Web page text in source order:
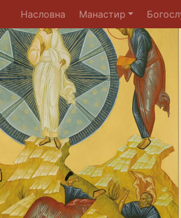
Насловна(current)
Манастир